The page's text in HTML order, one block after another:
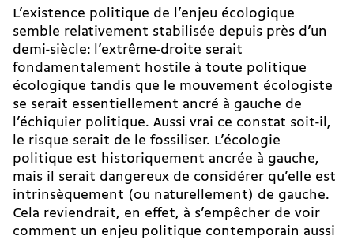
L’existence politique de l’enjeu écologique
semble relativement stabilisée depuis près d’un
demi-­siècle: l’extrême-droite serait
fondamentalement hostile à toute politique
écologique tandis que le mouvement écologiste
se serait essentiellement ancré à gauche de
l’échiquier politique. Aussi vrai ce constat soit-il,
le risque serait de le fossiliser. L’écologie
politique est historiquement ancrée à gauche,
mais il serait dangereux de considérer qu’elle est
intrinsèquement (ou naturellement) de gauche.
Cela reviendrait, en effet, à s’empêcher de voir
comment un enjeu politique contemporain aussi